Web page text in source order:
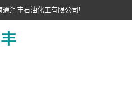
通润丰石油化工有限公司!